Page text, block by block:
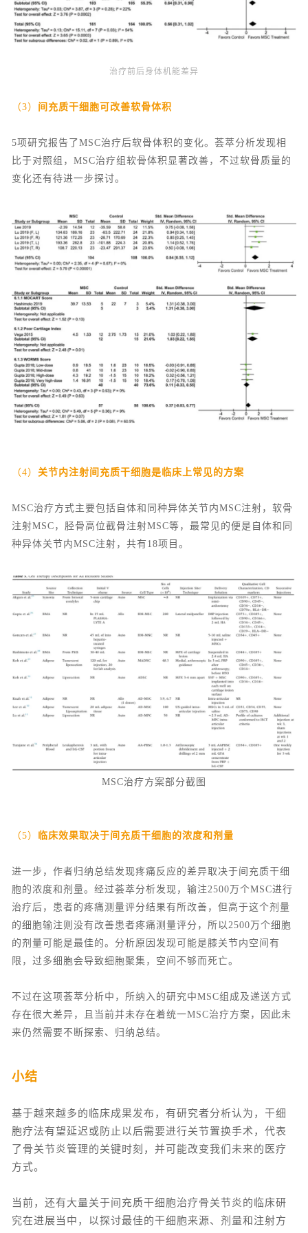
治疗前后身体机能差异
（3） 间充质干细胞可改善软骨体积
5项研究报告了MSC治疗后软骨体积的变化。荟萃分析发现相
比于对照组，MSC治疗组软骨体积显著改善，不过软骨质量的
变化还有待进一步探讨。
（4） 关节内注射间充质干细胞是临床上常见的方案
MSC治疗方式主要包括自体和同种异体关节内MSC注射，软骨
注射MSC，胫骨高位截骨注射MSC等，最常见的便是自体和同
种异体关节内MSC注射，共有18项目。
MSC治疗方案部分截图
（5） 临床效果取决于间充质干细胞的浓度和剂量
进一步，作者归纳总结发现疼痛反应的差异取决于间充质干细
胞的浓度和剂量。经过荟萃分析发现，输注2500万个MSC进行
治疗后，患者的疼痛测量评分结果有所改善，但高于这个剂量
的细胞输注则没有改善患者疼痛测量评分，所以2500万个细胞
的剂量可能是最佳的。分析原因发现可能是膝关节内空间有
限，过多细胞会导致细胞聚集，空间不够而死亡。
不过在这项荟萃分析中，所纳入的研究中MSC组成及递送方式
存在很大差异，且当前并未存在着统一MSC治疗方案，因此未
来仍然需要不断探索、归纳总结。
小结
基于越来越多的临床成果发布，有研究者分析认为，干细
胞疗法有望延迟或防止以后需要进行关节置换手术，代表
了骨关节炎管理的关键时刻，并可能改变我们未来的医疗
方式。
当前，还有大量关于间充质干细胞治疗骨关节炎的临床研
究在进展当中，以探讨最佳的干细胞来源、剂量和注射方